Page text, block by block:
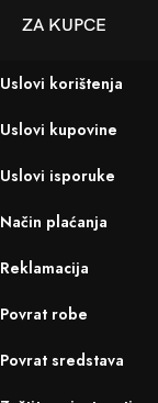
ZA KUPCE
Uslovi korištenja
Uslovi kupovine
Uslovi isporuke
Način plaćanja
Reklamacija
Povrat robe
Povrat sredstava